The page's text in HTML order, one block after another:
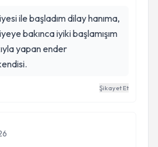
dilay hanıma,
bakınca iyiki başlamışım
yapan ender
Şikayet Et